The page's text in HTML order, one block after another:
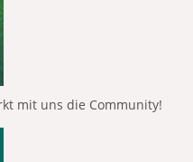
mit uns die Community!